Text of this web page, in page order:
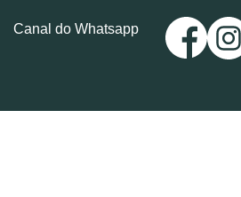
Canal do Whatsapp